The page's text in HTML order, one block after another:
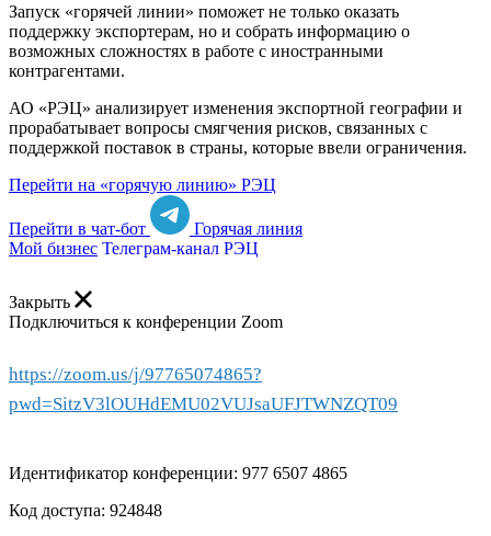
Запуск «горячей линии» поможет не только оказать
поддержку экспортерам, но и собрать информацию о
возможных сложностях в работе с иностранными
контрагентами.
АО «РЭЦ» анализирует изменения экспортной географии и
прорабатывает вопросы смягчения рисков, связанных с
поддержкой поставок в страны, которые ввели ограничения.
Перейти на «горячую линию» РЭЦ
Перейти в чат-бот
Горячая линия
Мой бизнес Телеграм-канал РЭЦ
Закрыть
Подключиться к конференции Zoom
https://zoom.us/j/97765074865?
pwd=SitzV3lOUHdEMU02VUJsaUFJTWNZQT09
Идентификатор конференции: 977 6507 4865
Код доступа: 924848